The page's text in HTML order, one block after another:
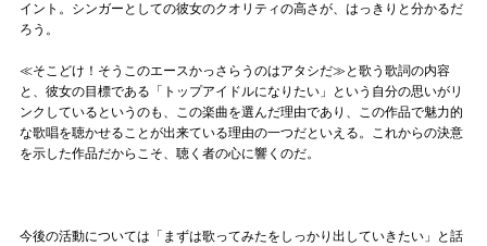
イント。シンガーとしての彼女のクオリティの高さが、はっきりと分かるだ
ろう。
≪そこどけ！そうこのエースかっさらうのはアタシだ≫と歌う歌詞の内容
と、彼女の目標である「トップアイドルになりたい」という自分の思いがリ
ンクしているというのも、この楽曲を選んだ理由であり、この作品で魅力的
な歌唱を聴かせることが出来ている理由の一つだといえる。これからの決意
を示した作品だからこそ、聴く者の心に響くのだ。
今後の活動については「まずは歌ってみたをしっかり出していきたい」と話